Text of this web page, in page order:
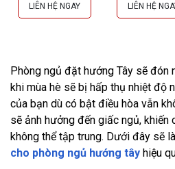
LIÊN HỆ NGAY
Chống
LIÊN HỆ
Phòng ngủ đặt hướng Tây sẽ đón
khi mùa hè sẽ bị hấp thụ nhiệt độ
của bạn dù có bật điều hòa vẫn
sẽ ảnh hưởng đến giấc ngủ, khiến
không thể tập trung. Dưới đây sẽ
cho phòng ngủ hướng tây hiệu